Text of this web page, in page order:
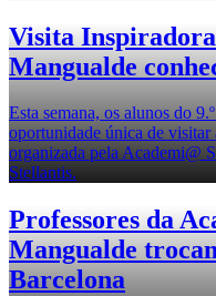
Visita
Mangualde
Esta semana, os alunos do
oportunidade única de
organizada pela Academi@
Stellantis.
Professores da
Mangualde
Barcelona